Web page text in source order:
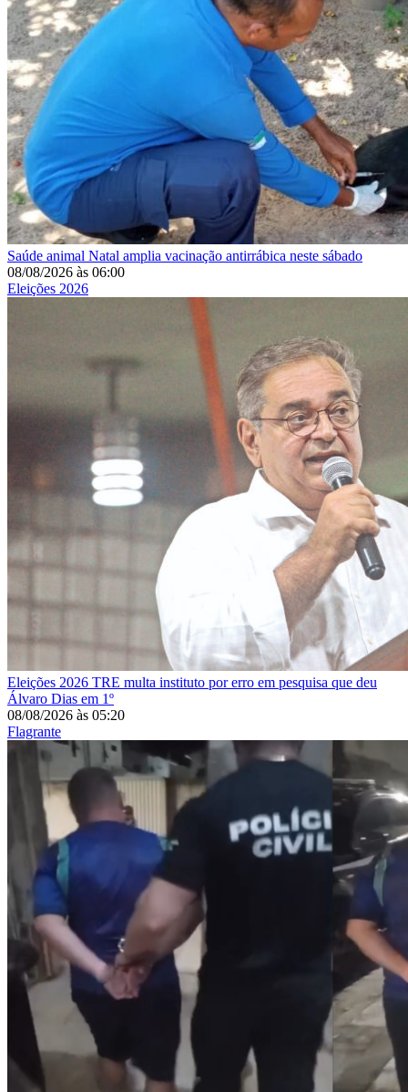
Saúde animal Natal amplia vacinação antirrábica neste sábado
08/08/2026 às 06:00
Eleições 2026
Eleições 2026 TRE multa instituto por erro em pesquisa que deu
Álvaro Dias em 1º
08/08/2026 às 05:20
Flagrante